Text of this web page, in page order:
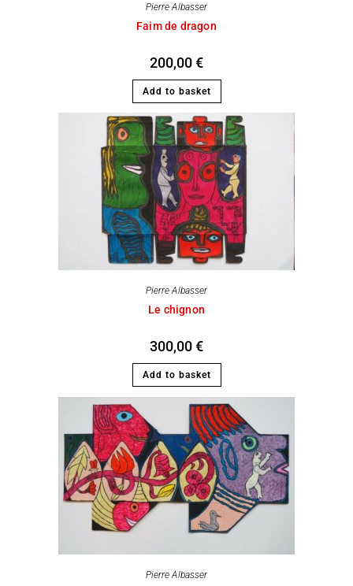
Pierre Albasser
Faim de dragon
200,00€
Add to basket
Pierre Albasser
Le chignon
300,00€
Add to basket
Pierre Albasser